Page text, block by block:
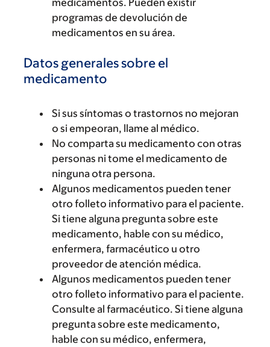
programas de devolución de
medicamentos en su área.
Datos generales sobre el
medicamento
Si sus síntomas o trastornos no mejoran
o si empeoran, llame al médico.
No comparta su medicamento con otras
personas ni tome el medicamento de
ninguna otra persona.
Algunos medicamentos pueden tener
otro folleto informativo para el paciente.
Si tiene alguna pregunta sobre este
medicamento, hable con su médico,
enfermera, farmacéutico u otro
proveedor de atención médica.
Algunos medicamentos pueden tener
otro folleto informativo para el paciente.
Consulte al farmacéutico. Si tiene alguna
pregunta sobre este medicamento,
hable con su médico, enfermera,